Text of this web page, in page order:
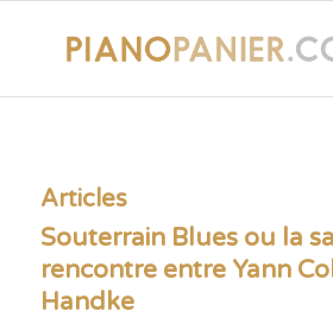
Articles
Souterrain Blues ou la
rencontre entre Yann
Handke